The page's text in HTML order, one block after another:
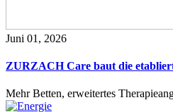
Juni 01, 2026
ZURZACH Care baut die
Mehr Betten, erweitertes